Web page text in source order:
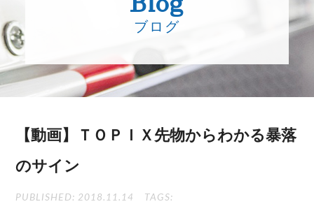
授業日程
生徒さんの声
講師ブログ
お知らせ
ブログ
【動画】ＴＯＰＩＸ先物からわかる暴落
のサイン
PUBLISHED: 2018.11.14 TAGS: